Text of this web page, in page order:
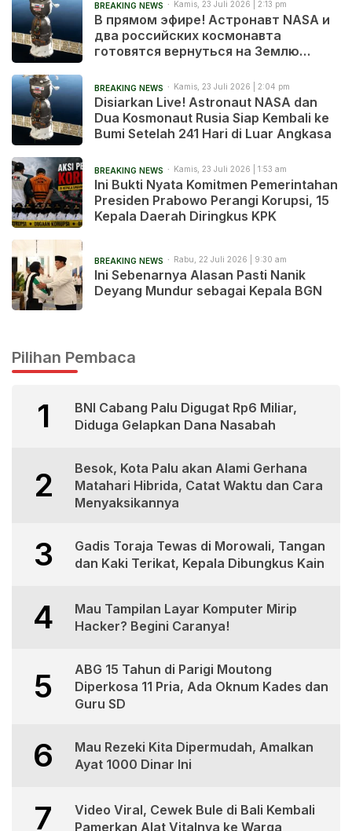
BREAKING NEWS Kamis, 23 Juli 2026 | 2:13 pm
В прямом эфире! Астронавт NASA и
два российских космонавта
готовятся вернуться на Землю
BREAKING NEWS Kamis, 23 Juli 2026 | 2:04 pm
Disiarkan Live! Astronaut NASA dan
Dua Kosmonaut Rusia Siap Kembali ke
Bumi Setelah 241 Hari di Luar Angkasa
BREAKING NEWS Kamis, 23 Juli 2026 | 1:53 am
Ini Bukti Nyata Komitmen Pemerintahan
Presiden Prabowo Perangi Korupsi, 15
Kepala Daerah Diringkus KPK
BREAKING NEWS Rabu, 22 Juli 2026 | 9:30 am
Ini Sebenarnya Alasan Pasti Nanik
Deyang Mundur sebagai Kepala BGN
Pilihan Pembaca
1
BNI Cabang Palu Digugat Rp6 Miliar,
Diduga Gelapkan Dana Nasabah
2
Besok, Kota Palu akan Alami Gerhana
Matahari Hibrida, Catat Waktu dan Cara
Menyaksikannya
3
Gadis Toraja Tewas di Morowali, Tangan
dan Kaki Terikat, Kepala Dibungkus Kain
4
Mau Tampilan Layar Komputer Mirip
Hacker? Begini Caranya!
5
ABG 15 Tahun di Parigi Moutong
Diperkosa 11 Pria, Ada Oknum Kades dan
Guru SD
6
Mau Rezeki Kita Dipermudah, Amalkan
Ayat 1000 Dinar Ini
7
Video Viral, Cewek Bule di Bali Kembali
Pamerkan Alat Vitalnya ke Warga